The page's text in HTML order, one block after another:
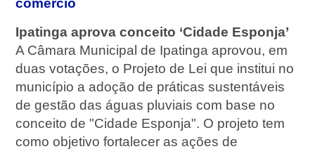
comercio
Ipatinga aprova conceito ‘Cidade Esponja’
A Câmara Municipal de Ipatinga aprovou, em
duas votações, o Projeto de Lei que institui no
município a adoção de práticas sustentáveis
de gestão das águas pluviais com base no
conceito de "Cidade Esponja". O projeto tem
como objetivo fortalecer as ações de